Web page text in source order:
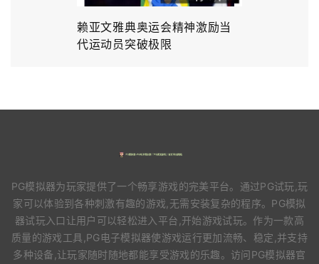
赖亚文雅典奥运会精神激励当
代运动员突破极限
PG模拟器为玩家提供了一个畅享游戏的完美平台。通过PG试玩,玩
家可以体验到各种刺激有趣的游戏,无需安装复杂的程序。PG模拟
器试玩入口让用户可以轻松进入平台,开始游戏试玩。作为一款高
质量的游戏工具,PG电子模拟器使游戏运行更加流畅、稳定,并支持
多种设备,让玩家随时随地都能享受游戏的乐趣。访问PG模拟器官